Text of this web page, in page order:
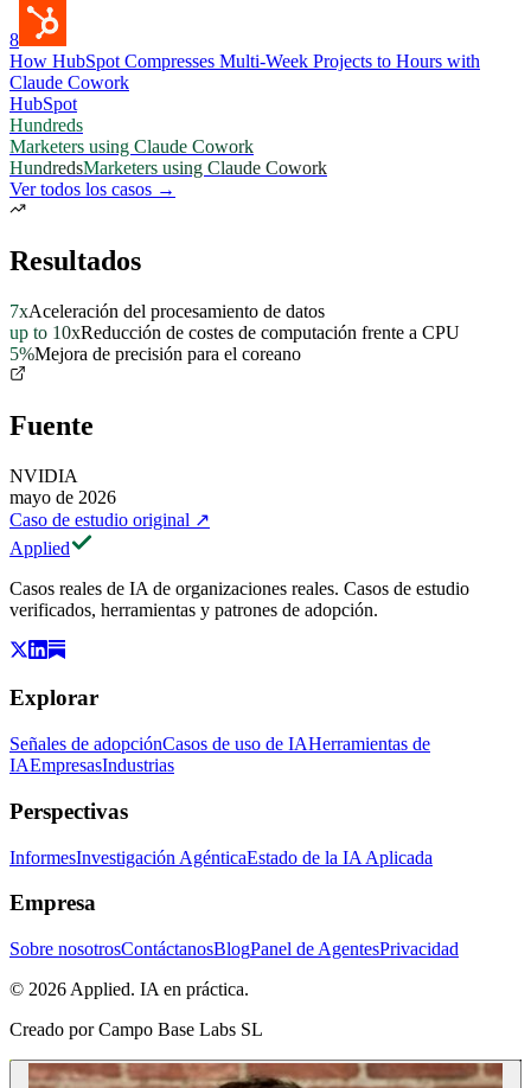
8
How HubSpot Compresses Multi-Week Projects to Hours with
Claude Cowork
HubSpot
Hundreds
Marketers using Claude Cowork
HundredsMarketers using Claude Cowork
Ver todos los casos →
Resultados
7xAceleración del procesamiento de datos
up to 10xReducción de costes de computación frente a CPU
5%Mejora de precisión para el coreano
Fuente
NVIDIA
mayo de 2026
Caso de estudio original ↗
Applied
Casos reales de IA de organizaciones reales. Casos de estudio
verificados, herramientas y patrones de adopción.
Explorar
Señales de adopciónCasos de uso de IAHerramientas de
IAEmpresasIndustrias
Perspectivas
InformesInvestigación AgénticaEstado de la IA Aplicada
Empresa
Sobre nosotrosContáctanosBlogPanel de AgentesPrivacidad
© 2026 Applied. IA en práctica.
Creado por Campo Base Labs SL